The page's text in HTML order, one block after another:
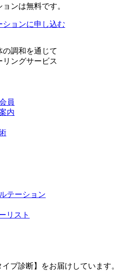
ンは無料です。
ョンに申し込む
調和を通じて
ングサービス
員
内
テーション
リスト
プ診断】をお届けしています。